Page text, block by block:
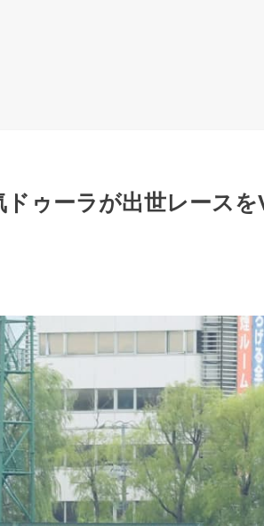
ドゥーラが出世レース